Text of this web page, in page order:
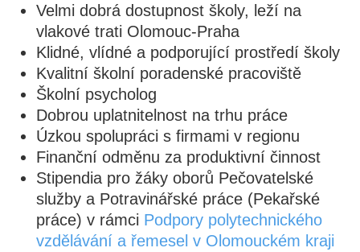
Velmi dobrá dostupnost školy, leží na
vlakové trati Olomouc-Praha
Klidné, vlídné a podporující prostředí školy
Kvalitní školní poradenské pracoviště
Školní psycholog
Dobrou uplatnitelnost na trhu práce
Úzkou spolupráci s firmami v regionu
Finanční odměnu za produktivní činnost
Stipendia pro žáky oborů Pečovatelské
služby a Potravinářské práce (Pekařské
práce) v rámci Podpory polytechnického
vzdělávání a řemesel v Olomouckém kraji